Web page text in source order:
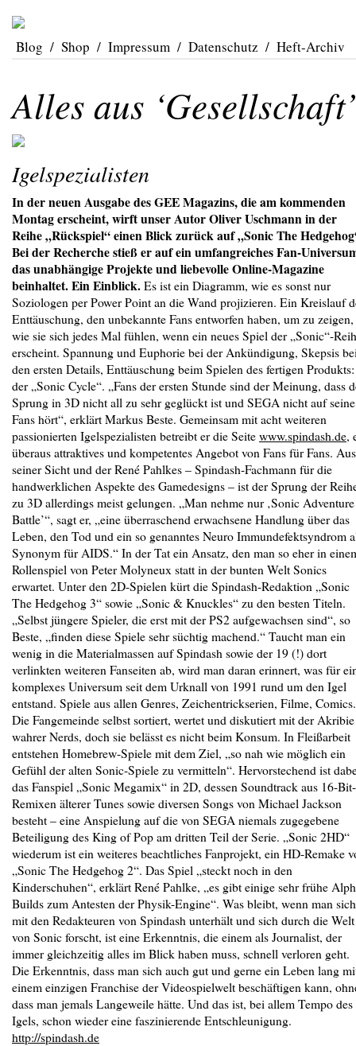
Blog / Shop / Impressum / Datenschutz / Heft-Archiv
Alles aus ‘Gesellschaft’
Igelspezialisten
In der neuen Ausgabe des GEE Magazins, die am kommenden
Montag erscheint, wirft unser Autor Oliver Uschmann in der
Reihe „Rückspiel“ einen Blick zurück auf „Sonic The
Bei der Recherche stieß er auf ein umfangreiches Fan-
das unabhängige Projekte und liebevolle Online-Magazine
beinhaltet. Ein Einblick.Es ist ein Diagramm, wie es sonst nur
Soziologen per Power Point an die Wand projizieren. Ein Kreislauf
Enttäuschung, den unbekannte Fans entworfen haben, um zu zeigen,
wie sie sich jedes Mal fühlen, wenn ein neues Spiel der „Sonic“-
erscheint. Spannung und Euphorie bei der Ankündigung, Skepsis
den ersten Details, Enttäuschung beim Spielen des fertigen Produkts:
der „Sonic Cycle“. „Fans der ersten Stunde sind der Meinung, dass
Sprung in 3D nicht all zu sehr geglückt ist und SEGA nicht auf seine
Fans hört“, erklärt Markus Beste. Gemeinsam mit acht weiteren
passionierten Igelspezialisten betreibt er die Seitewww.spindash.de,
überaus attraktives und kompetentes Angebot von Fans für Fans. Aus
seiner Sicht und der René Pahlkes – Spindash-Fachmann für die
handwerklichen Aspekte des Gamedesigns – ist der Sprung der
zu 3D allerdings meist gelungen. „Man nehme nur ‚Sonic
Battle’“, sagt er, „eine überraschend erwachsene Handlung über das
Leben, den Tod und ein so genanntes Neuro Immundefektsyndrom
Synonym für AIDS.“ In der Tat ein Ansatz, den man so eher in
Rollenspiel von Peter Molyneux statt in der bunten Welt Sonics
erwartet. Unter den 2D-Spielen kürt die Spindash-Redaktion „Sonic
The Hedgehog 3“ sowie „Sonic & Knuckles“ zu den besten Titeln.
„Selbst jüngere Spieler, die erst mit der PS2 aufgewachsen sind“, so
Beste, „finden diese Spiele sehr süchtig machend.“Taucht man ein
wenig in die Materialmassen auf Spindash sowie der 19 (!) dort
verlinkten weiteren Fanseiten ab, wird man daran erinnert, was für
komplexes Universum seit dem Urknall von 1991 rund um den Igel
entstand. Spiele aus allen Genres, Zeichentrickserien, Filme, Comics.
Die Fangemeinde selbst sortiert, wertet und diskutiert mit der Akribie
wahrer Nerds, doch sie belässt es nicht beim Konsum. In Fleißarbeit
entstehen Homebrew-Spiele mit dem Ziel, „so nah wie möglich ein
Gefühl der alten Sonic-Spiele zu vermitteln“. Hervorstechend ist
das Fanspiel „Sonic Megamix“ in 2D, dessen Soundtrack aus 16-Bit-
Remixen älterer Tunes sowie diversen Songs von Michael Jackson
besteht – eine Anspielung auf die von SEGA niemals zugegebene
Beteiligung des King of Pop am dritten Teil der Serie. „Sonic 2HD“
wiederum ist ein weiteres beachtliches Fanprojekt, ein HD-Remake
„Sonic The Hedgehog 2“. Das Spiel „steckt noch in den
Kinderschuhen“, erklärt René Pahlke, „es gibt einige sehr frühe
Builds zum Antesten der Physik-Engine“. Was bleibt, wenn man sich
mit den Redakteuren von Spindash unterhält und sich durch die Welt
von Sonic forscht, ist eine Erkenntnis, die einem als Journalist, der
immer gleichzeitig alles im Blick haben muss, schnell verloren geht.
Die Erkenntnis, dass man sich auch gut und gerne ein Leben lang
einem einzigen Franchise der Videospielwelt beschäftigen kann,
dass man jemals Langeweile hätte. Und das ist, bei allem Tempo des
Igels, schon wieder eine faszinierende Entschleunigung.
http://spindash.de